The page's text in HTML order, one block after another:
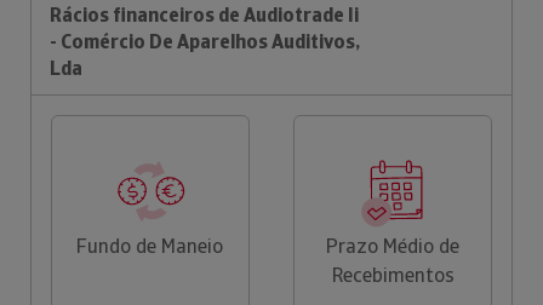
Rácios financeiros de Audiotrade Ii
- Comércio De Aparelhos Auditivos,
Lda
Fundo de Maneio
Prazo Médio de
Recebimentos